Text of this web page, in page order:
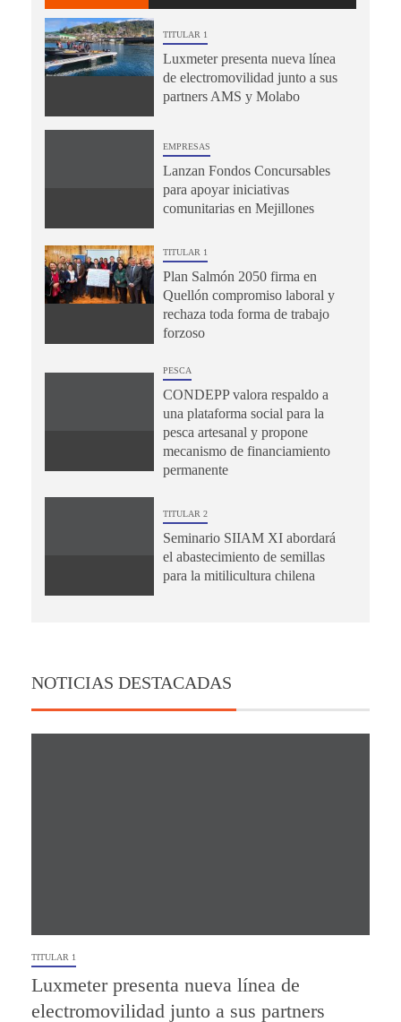
TITULAR 1
Luxmeter presenta nueva línea
de electromovilidad junto a sus
partners AMS y Molabo
EMPRESAS
Lanzan Fondos Concursables
para apoyar iniciativas
comunitarias en Mejillones
TITULAR 1
Plan Salmón 2050 firma en
Quellón compromiso laboral y
rechaza toda forma de trabajo
forzoso
PESCA
CONDEPP valora respaldo a
una plataforma social para la
pesca artesanal y propone
mecanismo de financiamiento
permanente
TITULAR 2
Seminario SIIAM XI abordará
el abastecimiento de semillas
para la mitilicultura chilena
NOTICIAS DESTACADAS
TITULAR 1
Luxmeter presenta nueva línea de
electromovilidad junto a sus partners